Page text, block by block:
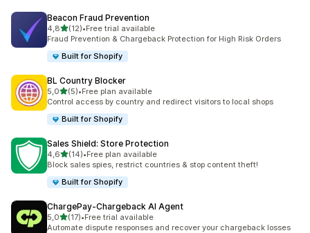
Beacon Fraud Prevention
4,8/ 5 tähteä
(12)
12 arvostelua yhteensä
•Free trial available
Fraud Prevention & Chargeback Protection for High Risk Orders
Built for Shopify
BL Country Blocker
5,0/ 5 tähteä
(5)
5 arvostelua yhteensä
•Free plan available
Control access by country and redirect visitors to local shops
Built for Shopify
Sales Shield: Store Protection
4,6/ 5 tähteä
(14)
14 arvostelua yhteensä
•Free plan available
Block sales spies, restrict countries & stop content theft!
Built for Shopify
ChargePay‑Chargeback AI Agent
5,0/ 5 tähteä
(17)
17 arvostelua yhteensä
•Free trial available
Automate dispute responses and recover your chargeback losses